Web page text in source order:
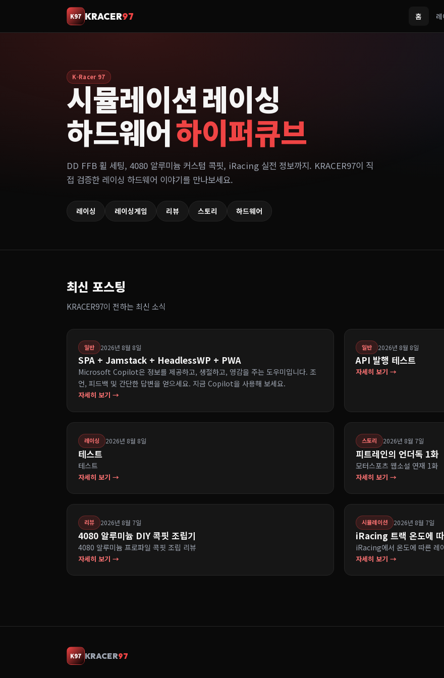
K97 KRACER97 홈
K-Racer 97
시뮬레이션 레이싱
하드웨어 하이퍼큐브
DD FFB 휠 세팅, 4080 알루미늄 커스텀 콕핏, iRacing 실전 정보까지. KRACER97이 직
접 검증한 레이싱 하드웨어 이야기를 만나보세요.
레이싱 레이싱게임 리뷰 스토리 하드웨어
최신 포스팅
KRACER97이 전하는 최신 소식
일반 2026년 8월 8일
SPA + Jamstack + HeadlessWP + PWA
Microsoft Copilot은 정보를 제공하고, 생절하고, 영감을 주는 도우미입니다. 조
언, 피드백 및 간단한 답변을 얻으세요. 지금 Copilot을 사용해 보세요.
자세히 보기 →
일반 2026년 8월 8일
API 발행 테스트
자세히 보기 →
레이싱 2026년 8월 8일
테스트
테스트
자세히 보기 →
스토리 2026년 8월 7일
피트레인의 언더독 1화
모터스포츠 웹소설 연재 1화
자세히 보기 →
리뷰 2026년 8월 7일
4080 알루미늄 DIY 콕핏 조립기
4080 알루미늄 프로파일 콕핏 조립 리뷰
자세히 보기 →
시뮬레이션 2026년 8월 7일
iRacing 트랙 온도에
iRacing에서 온도에 따른 레
자세히 보기 →
K97 KRACER97